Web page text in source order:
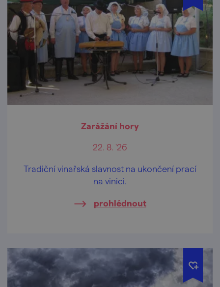
Zarážání hory
22. 8. '26
Tradiční vinařská slavnost na ukončení prací
na vinici.
prohlédnout